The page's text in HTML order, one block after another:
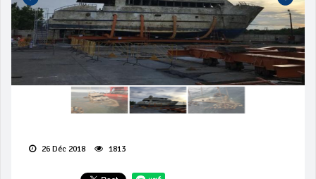
26 Déc 2018 1813